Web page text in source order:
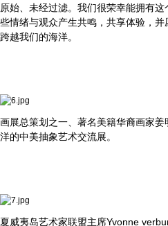
原始、未经过滤。我们很荣幸能拥有
些情绪与观众产生共鸣，共享体验，
跨越我们的海洋。
画展总策划之一、著名美籍华裔画家
洋的中美抽象艺术交流展。
夏威夷岛艺术家联盟主席Yvonne